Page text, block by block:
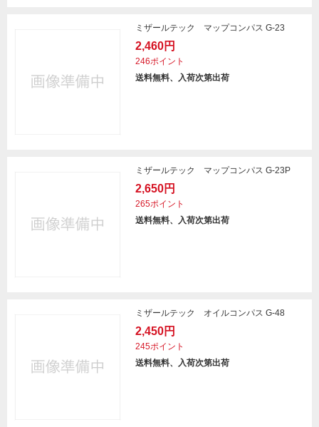
ミザールテック マップコンパス G-23
2,460円
246ポイント
送料無料、入荷次第出荷
ミザールテック マップコンパス G-23P
2,650円
265ポイント
送料無料、入荷次第出荷
ミザールテック オイルコンパス G-48
2,450円
245ポイント
送料無料、入荷次第出荷